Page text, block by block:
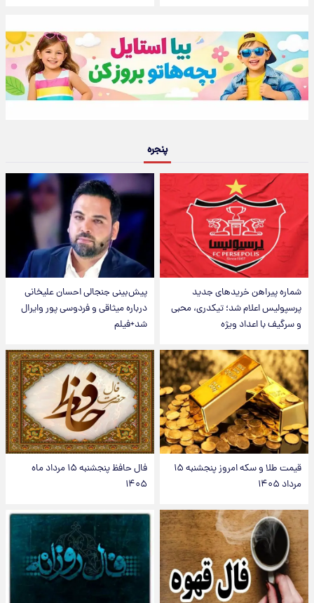
پنجره
شماره پیراهن خریدهای جدید
پرسپولیس اعلام شد؛ تیکدری، محبی
و سرگیف با اعداد ویژه
پیش‌بینی جنجالی احسان علیخانی
درباره میثاقی و فردوسی پور وایرال
شد+فیلم
قیمت طلا و سکه امروز پنجشنبه ۱۵
مرداد ۱۴۰۵
فال حافظ پنجشنبه ۱۵ مرداد ماه
۱۴۰۵